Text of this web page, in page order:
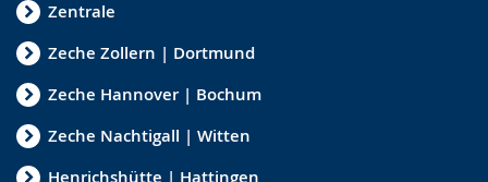
Zentrale
Zeche Zollern | Dortmund
Zeche Hannover | Bochum
Zeche Nachtigall | Witten
Henrichshütte | Hattingen